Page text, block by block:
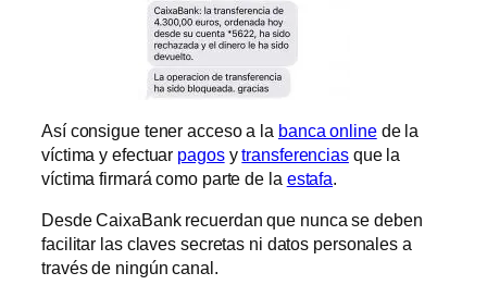
Así consigue tener acceso a la banca onlinede la
víctima y efectuar pagosytransferenciasque la
víctima firmará como parte de la estafa
Desde CaixaBank recuerdan que nunca se deben
facilitar las claves secretas ni datos personales a
través de ningún canal.